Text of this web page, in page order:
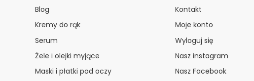
Blog
Kremy do rąk
Serum
Żele i olejki myjące
Maski i płatki pod oczy
Kontakt
Moje konto
Wyloguj się
Nasz instagram
Nasz Facebook